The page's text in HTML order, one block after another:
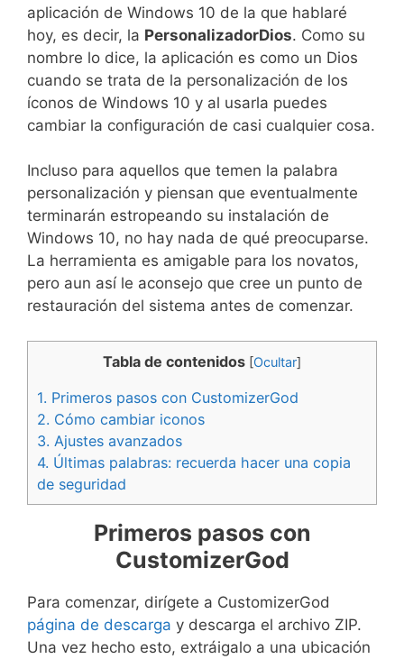
aplicación de Windows 10 de la que hablaré
hoy, es decir, la PersonalizadorDios. Como su
nombre lo dice, la aplicación es como un Dios
cuando se trata de la personalización de los
íconos de Windows 10 y al usarla puedes
cambiar la configuración de casi cualquier cosa.
Incluso para aquellos que temen la palabra
personalización y piensan que eventualmente
terminarán estropeando su instalación de
Windows 10, no hay nada de qué preocuparse.
La herramienta es amigable para los novatos,
pero aun así le aconsejo que cree un punto de
restauración del sistema antes de comenzar.
Tabla de contenidos [Ocultar]
1. Primeros pasos con CustomizerGod
2. Cómo cambiar iconos
3. Ajustes avanzados
4. Últimas palabras: recuerda hacer una copia
de seguridad
Primeros pasos con
CustomizerGod
Para comenzar, dirígete a CustomizerGod
página de descarga y descarga el archivo ZIP.
Una vez hecho esto, extráigalo a una ubicación